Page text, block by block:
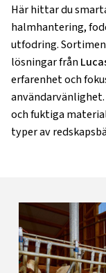
Här hittar du
halmhantering,
utfodring.
lösningar från
erfarenhet och
och fuktiga
typer av